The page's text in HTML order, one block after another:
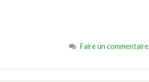
Faire un commentaire